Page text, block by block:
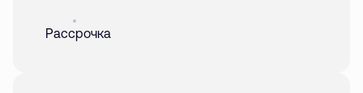
Рассрочка